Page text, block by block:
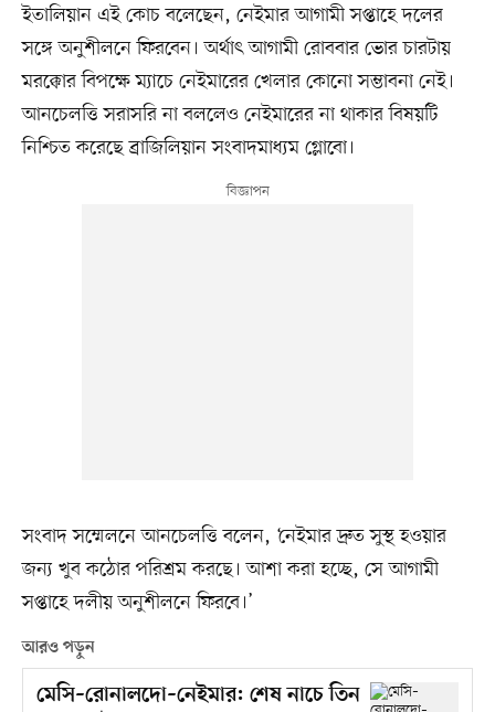
ইতালিয়ান এই কোচ বলেছেন, নেইমার আগামী সপ্তাহে দলের
সঙ্গে অনুশীলনে ফিরবেন। অর্থাৎ আগামী রোববার ভোর চারটায়
মরক্কোর বিপক্ষে ম্যাচে নেইমারের খেলার কোনো সম্ভাবনা নেই।
আনচেলত্তি সরাসরি না বললেও নেইমারের না থাকার বিষয়টি
নিশ্চিত করেছে ব্রাজিলিয়ান সংবাদমাধ্যম গ্লোবো।
সংবাদ সম্মেলনে আনচেলত্তি বলেন, ‘নেইমার দ্রুত সুস্থ হওয়ার
জন্য খুব কঠোর পরিশ্রম করছে। আশা করা হচ্ছে, সে আগামী
সপ্তাহে দলীয় অনুশীলনে ফিরবে।’
আরও পড়ুন
মেসি–রোনালদো–নেইমার: শেষ নাচে তিন